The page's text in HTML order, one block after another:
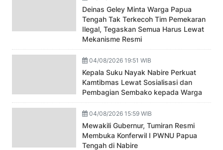
Deinas Geley Minta Warga Papua
Tengah Tak Terkecoh Tim Pemekaran
Ilegal, Tegaskan Semua Harus Lewat
Mekanisme Resmi
04/08/2026 19:51 WIB
Kepala Suku Nayak Nabire Perkuat
Kamtibmas Lewat Sosialisasi dan
Pembagian Sembako kepada Warga
04/08/2026 15:59 WIB
Mewakili Gubernur, Tumiran Resmi
Membuka Konferwil I PWNU Papua
Tengah di Nabire